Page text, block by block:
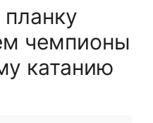
чемпионы
катанию